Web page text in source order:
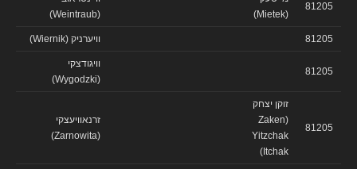
81205
(Mietek)
(Weintraub)
81205 וויערניק (Wiernik)
81205
וויגודצקי
(Wygodzki)
81205
זוקן יצחק
(Zaken
Yitzchak
Itchak)
זרנאוויעצקי
(Zarnowita)